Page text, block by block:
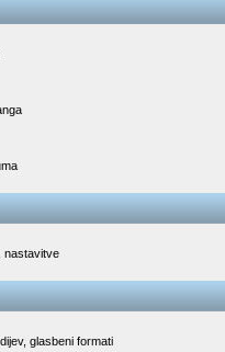
nastavitve
glasbeni formati